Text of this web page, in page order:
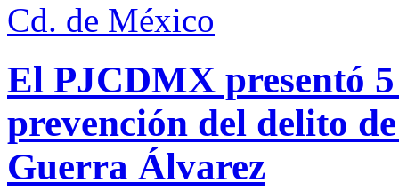
Cd. de México
El PJCDMX presentó
prevención del delito
Guerra Álvarez